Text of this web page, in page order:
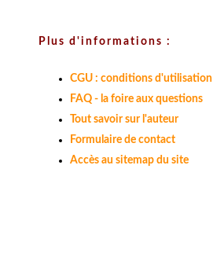
Plus d'informations :
CGU : conditions d'utilisation
FAQ - la foire aux questions
Tout savoir sur l'auteur
Formulaire de contact
Accès au sitemap du site